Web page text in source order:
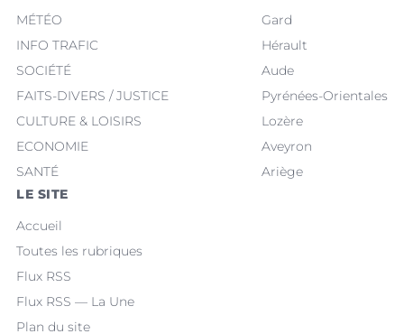
MÉTÉO
INFO TRAFIC
SOCIÉTÉ
FAITS-DIVERS / JUSTICE
CULTURE & LOISIRS
ECONOMIE
SANTÉ
Gard
Hérault
Aude
Pyrénées-Orientales
Lozère
Aveyron
Ariège
LE SITE
Accueil
Toutes les rubriques
Flux RSS
Flux RSS — La Une
Plan du site